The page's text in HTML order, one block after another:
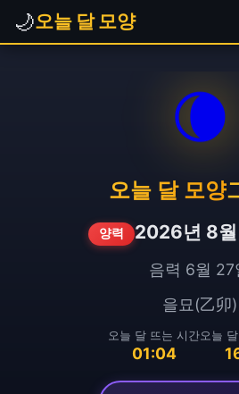
🌙오늘 달 모양
🌘
오늘 달 모양
양력 2026년 8
음력 6월 27
을묘(乙卯)
오늘 달 뜨는 시간
01:04
오늘